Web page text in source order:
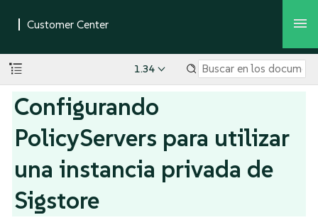
1.34
Configurando
PolicyServers para utilizar
una instancia privada de
Sigstore